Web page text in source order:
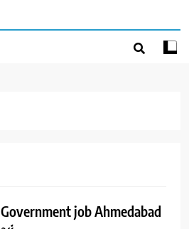
Government job Ahmedabad